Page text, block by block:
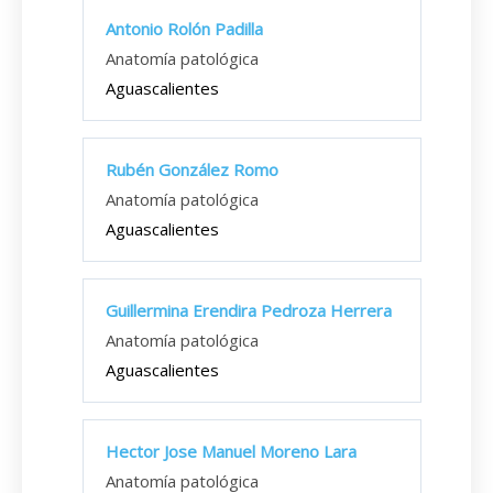
Antonio Rolón Padilla
Anatomía patológica
Aguascalientes
Rubén González Romo
Anatomía patológica
Aguascalientes
Guillermina Erendira Pedroza Herrera
Anatomía patológica
Aguascalientes
Hector Jose Manuel Moreno Lara
Anatomía patológica